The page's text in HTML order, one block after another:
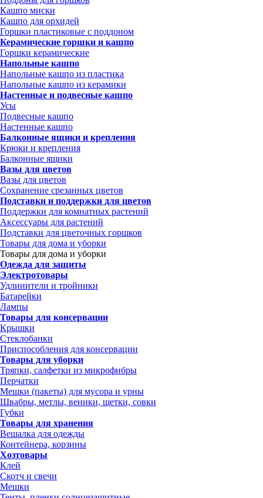
Кашпо миски
Кашпо для орхидей
Горшки пластиковые с поддоном
Керамические горшки и кашпо
Горшки керамические
Напольные кашпо
Напольные кашпо из пластика
Напольные кашпо из керамики
Настенные и подвесные кашпо
Усы
Подвесные кашпо
Настенные кашпо
Балконные ящики и крепления
Крюки и крепления
Балконные ящики
Вазы для цветов
Вазы для цветов
Сохранение срезанных цветов
Подставки и поддержки для цветов
Поддержки для комнатных растений
Аксессуары для растений
Подставки для цветочных горшков
Товары для дома и уборки
Товары для дома и уборки
Одежда для защиты
Электротовары
Удлинители и тройники
Батарейки
Лампы
Товары для консервации
Крышки
Стеклобанки
Приспособления для консервации
Товары для уборки
Тряпки, салфетки из микрофибры
Перчатки
Мешки (пакеты) для мусора и урны
Швабры, метлы, веники, щетки, совки
Губки
Товары для хранения
Вешалка для одежды
Контейнера, корзины
Хозтовары
Клей
Скотч и свечи
Мешки